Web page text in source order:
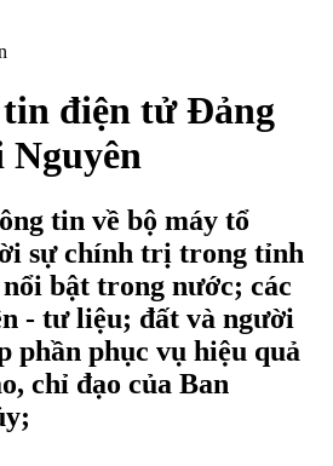
điện tử Đảng
tin về bộ máy tổ
sự chính trị trong tỉnh
bật trong nước; các
- tư liệu; đất và người
phần phục vụ hiệu quả
chỉ đạo của Ban